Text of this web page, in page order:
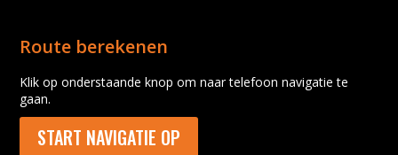
Route berekenen
Klik op onderstaande knop om naar telefoon navigatie te
gaan.
START NAVIGATIE OP